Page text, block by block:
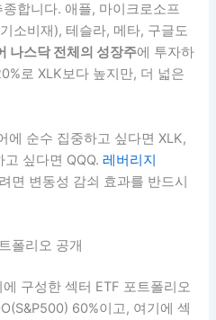
합니다. 애플, 마이크로소프
소비재), 테슬라, 메타, 구글도
나스닥 전체의 성장주에 투자하
로 XLK보다 높지만, 더 넓은
에 순수 집중하고 싶다면 XLK,
고 싶다면 QQQ.레버리지
면 변동성 감쇠 효과를 반드시
폴리오 공개
구성한 섹터 ETF 포트폴리오
60%이고, 여기에 섹